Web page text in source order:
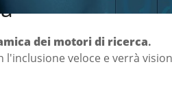
dei motori di ricerca.
l'inclusione veloce e verrà